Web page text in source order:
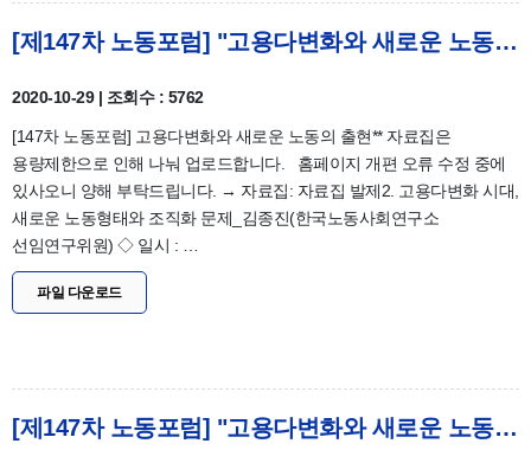
[제147차 노동포럼] "고용다변화와 새로운 노동의 출현" 자료집_발제2
2020-10-29 | 조회수 : 5762
[147차 노동포럼] 고용다변화와 새로운 노동의 출현** 자료집은
용량제한으로 인해 나눠 업로드합니다. 홈페이지 개편 오류 수정 중에
있사오니 양해 부탁드립니다. → 자료집: 자료집 발제2. 고용다변화 시대,
새로운 노동형태와 조직화 문제_김종진(한국노동사회연구소
선임연구위원) ◇ 일시 : …
파일 다운로드
[제147차 노동포럼] "고용다변화와 새로운 노동의 출현" 자료집_발제1